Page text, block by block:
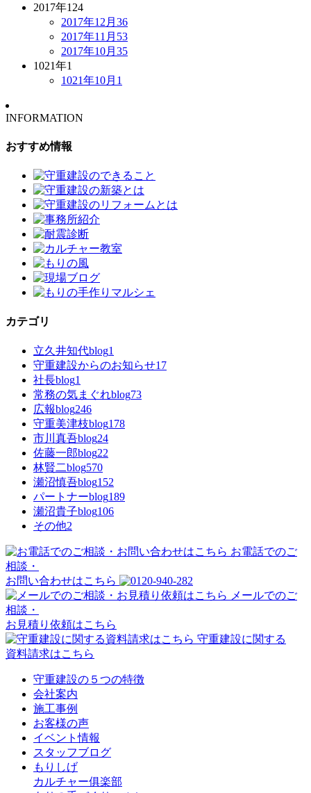
2017年124
2017年12月 36
2017年11月 53
2017年10月 35
1021年1
1021年10月 1
INFORMATION
おすすめ情報
カテゴリ
立久井知代blog1
守重建設からのお知らせ17
社長blog1
常務の気まぐれblog73
広報blog246
守重美津枝blog178
市川真吾blog24
佐藤一郎blog22
林賢二blog570
瀬沼慎吾blog152
パートナーblog189
瀬沼貴子blog106
その他2
お電話でのご
相談・
お問い合わせはこちら
メールでのご
相談・
お見積り依頼はこちら
守重建設に関する
資料請求はこちら
守重建設の５つの特徴
会社案内
施工事例
お客様の声
イベント情報
スタッフブログ
もりしげ
カルチャー俱楽部